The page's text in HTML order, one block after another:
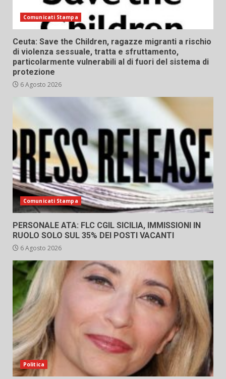
Comunicati Stampa
Ceuta: Save the Children, ragazze migranti a rischio
di violenza sessuale, tratta e sfruttamento,
particolarmente vulnerabili al di fuori del sistema di
protezione
6 Agosto 2026
Comunicati Stampa
PERSONALE ATA: FLC CGIL SICILIA, IMMISSIONI IN
RUOLO SOLO SUL 35% DEI POSTI VACANTI
6 Agosto 2026
Politica